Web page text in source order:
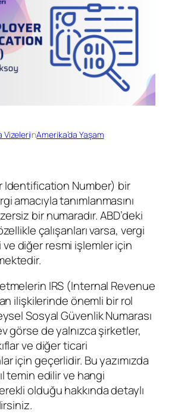
VizeleriinAmerika’da Yaşam
Identification Number) bir
amacıyla tanımlanmasını
bir numaradır. ABD’deki
çalışanları varsa, vergi
diğer resmi işlemler için
IRS (Internal Revenue
ilişkilerinde önemli bir rol
Sosyal Güvenlik Numarası
görse de yalnızca şirketler,
ve diğer ticari
için geçerlidir. Bu yazımızda
temin edilir ve hangi
olduğu hakkında detaylı